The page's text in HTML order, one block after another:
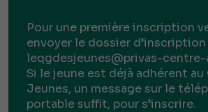
Pour une première inscription
envoyer le dossier d’inscription
leqgdesjeunes@privas-centre-
Si le jeune est déjà adhérent au
Jeunes, un message sur le
portable suffit, pour s’inscrire.